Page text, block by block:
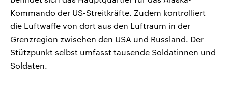
Kommando der US-Streitkräfte. Zudem kontrolliert
die Luftwaffe von dort aus den Luftraum in der
Grenzregion zwischen den USA und Russland. Der
Stützpunkt selbst umfasst tausende Soldatinnen und
Soldaten.